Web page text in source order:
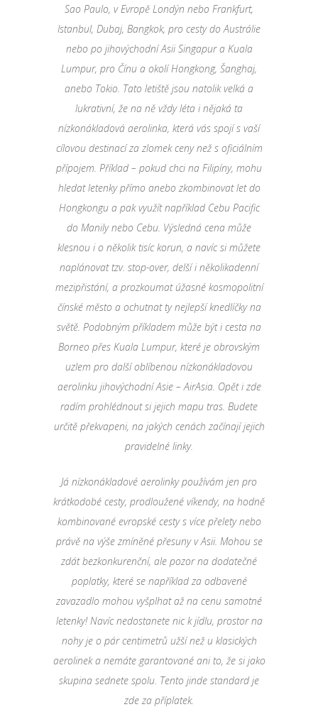
Sao Paulo, v Evropě Londýn nebo Frankfurt,
Istanbul, Dubaj, Bangkok, pro cesty do Austrálie
nebo po jihovýchodní Asii Singapur a Kuala
Lumpur, pro Čínu a okolí Hongkong, Šanghaj,
anebo Tokio. Tato letiště jsou natolik velká a
lukrativní, že na ně vždy léta i nějaká ta
nízkonákladová aerolinka, která vás spojí s vaší
cílovou destinací za zlomek ceny než s oficiálním
přípojem. Příklad – pokud chci na Filipíny, mohu
hledat letenky přímo anebo zkombinovat let do
Hongkongu a pak využít například Cebu Pacific
do Manily nebo Cebu. Výsledná cena může
klesnou i o několik tisíc korun, a navíc si můžete
naplánovat tzv. stop-over, delší i několikadenní
mezipřistání, a prozkoumat úžasné kosmopolitní
čínské město a ochutnat ty nejlepší knedlíčky na
světě. Podobným příkladem může být i cesta na
Borneo přes Kuala Lumpur, které je obrovským
uzlem pro další oblíbenou nízkonákladovou
aerolinku jihovýchodní Asie – AirAsia. Opět i zde
radím prohlédnout si jejich mapu tras. Budete
určitě překvapeni, na jakých cenách začínají jejich
pravidelné linky.
Já nízkonákladové aerolinky používám jen pro
krátkodobé cesty, prodloužené víkendy, na hodně
kombinované evropské cesty s více přelety nebo
právě na výše zmíněné přesuny v Asii. Mohou se
zdát bezkonkurenční, ale pozor na dodatečné
poplatky, které se například za odbavené
zavazadlo mohou vyšplhat až na cenu samotné
letenky! Navíc nedostanete nic k jídlu, prostor na
nohy je o pár centimetrů užší než u klasických
aerolinek a nemáte garantované ani to, že si jako
skupina sednete spolu. Tento jinde standard je
zde za příplatek.